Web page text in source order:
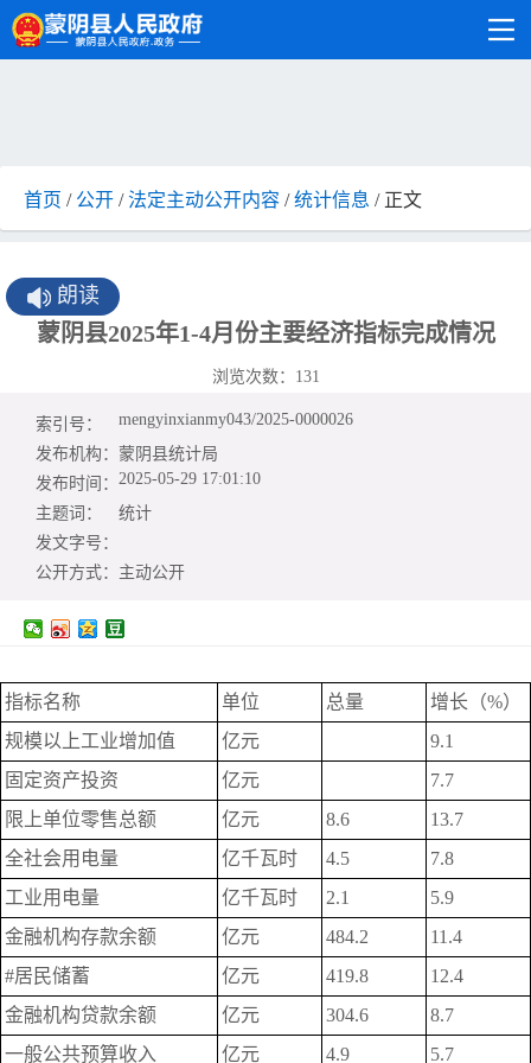
首页 / 公开 /法定主动公开内容 /统计信息 / 正文
朗读
蒙阴县2025年1-4月份主要经济指标完成情况
浏览次数： 131
索引号：
mengyinxianmy043/2025-0000026
发布机构： 蒙阴县统计局
发布时间： 2025-05-29 17:01:10
主题词：
统计
发文字号：
公开方式： 主动公开
指标名称 单位 总量
增长（%）
规模以上工业增加值
亿元
9.1
固定资产投资
亿元
7.7
限上单位零售总额
亿元 8.6
13.7
全社会用电量
亿千瓦时 4.5
7.8
工业用电量
亿千瓦时 2.1
5.9
金融机构存款余额
亿元 484.2
11.4
#居民储蓄
亿元 419.8
12.4
金融机构贷款余额
亿元 304.6
8.7
一般公共预算收入
亿元 4.9 5.7